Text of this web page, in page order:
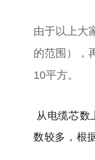
由于以上大
的范围），
10平方。
从电缆芯数
数较多，根